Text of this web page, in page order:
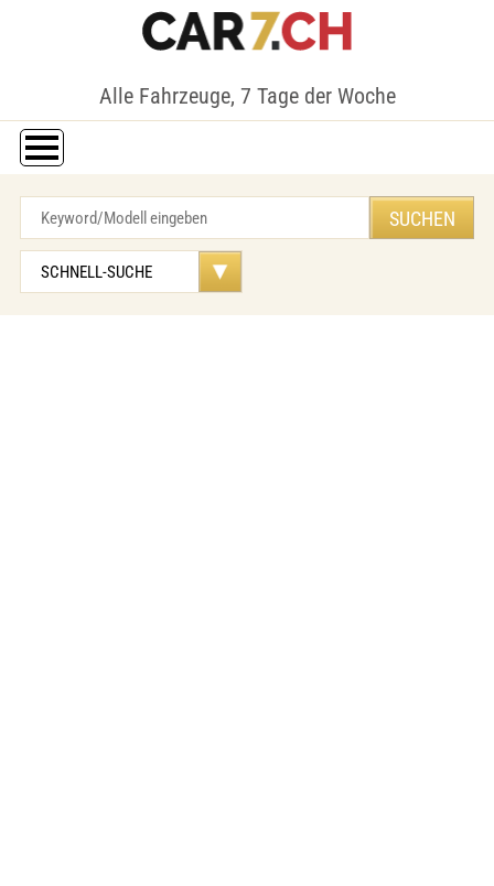
Alle Fahrzeuge, 7 Tage der Woche